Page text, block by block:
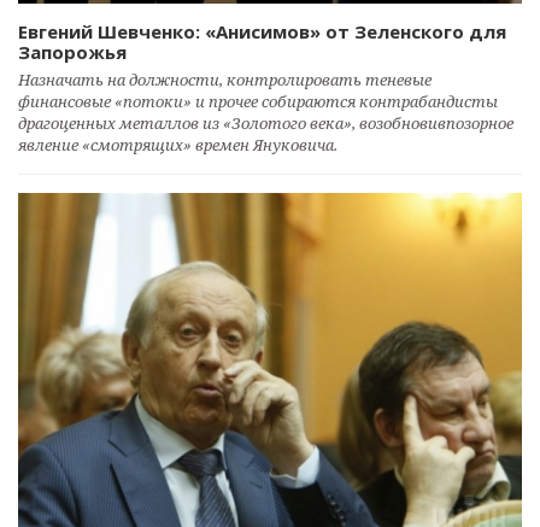
Евгений Шевченко: «Анисимов» от Зеленского для
Запорожья
Назначать на должности, контролировать теневые
финансовые «потоки» и прочее собираются контрабандисты
драгоценных металлов из «Золотого века», возобновивпозорное
явление «смотрящих» времен Януковича.